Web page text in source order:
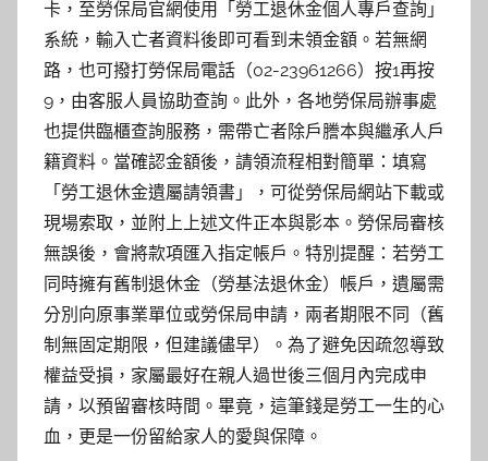
卡，至勞保局官網使用「勞工退休金個人專戶查詢」
系統，輸入亡者資料後即可看到未領金額。若無網
路，也可撥打勞保局電話（02-23961266）按1再按
9，由客服人員協助查詢。此外，各地勞保局辦事處
也提供臨櫃查詢服務，需帶亡者除戶謄本與繼承人戶
籍資料。當確認金額後，請領流程相對簡單：填寫
「勞工退休金遺屬請領書」，可從勞保局網站下載或
現場索取，並附上上述文件正本與影本。勞保局審核
無誤後，會將款項匯入指定帳戶。特別提醒：若勞工
同時擁有舊制退休金（勞基法退休金）帳戶，遺屬需
分別向原事業單位或勞保局申請，兩者期限不同（舊
制無固定期限，但建議儘早）。為了避免因疏忽導致
權益受損，家屬最好在親人過世後三個月內完成申
請，以預留審核時間。畢竟，這筆錢是勞工一生的心
血，更是一份留給家人的愛與保障。